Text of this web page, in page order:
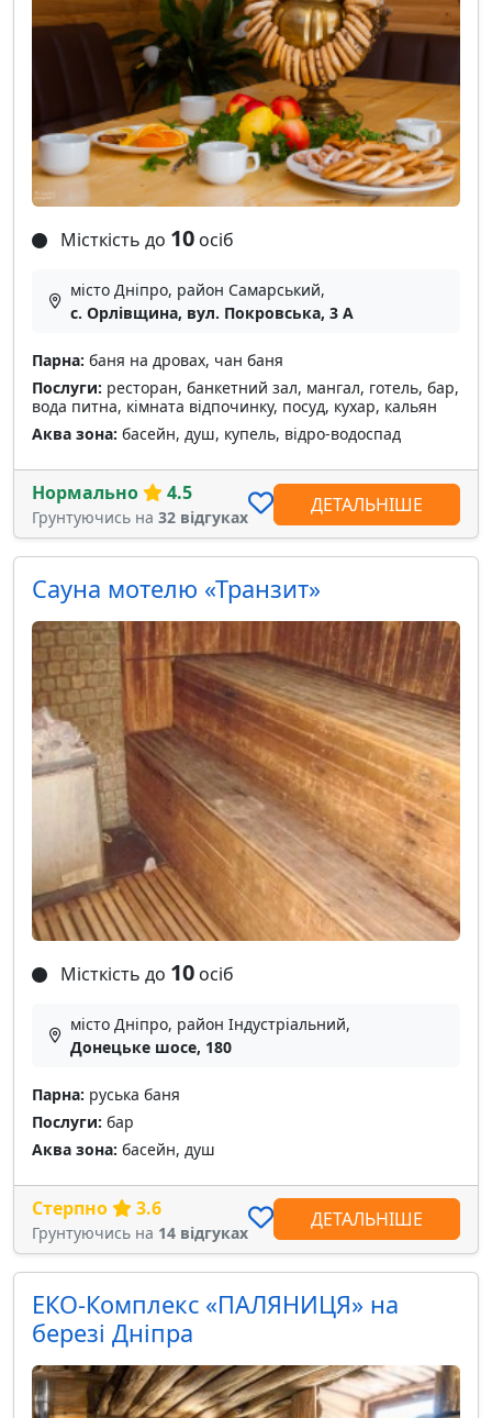
Місткість до 10 осіб
місто Дніпро, район Самарський,
с. Орлівщина, вул. Покровська, 3 А
Парна: баня на дровах, чан баня
Послуги: ресторан, банкетний зал, мангал, готель, бар,
вода питна, кімната відпочинку, посуд, кухар, кальян
Аква зона: басейн, душ, купель, відро-водоспад
Нормально 4.5
Грунтуючись на 32 відгуках
ДЕТАЛЬНІШЕ
Сауна мотелю «Транзит»
Місткість до 10 осіб
місто Дніпро, район Індустріальний,
Донецьке шосе, 180
Парна: руська баня
Послуги: бар
Аква зона: басейн, душ
Стерпно 3.6
Грунтуючись на 14 відгуках
ДЕТАЛЬНІШЕ
ЕКО-Комплекс «ПАЛЯНИЦЯ» на
березі Дніпра